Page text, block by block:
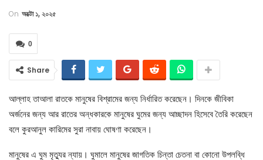
On অক্টো ১, ২০২৫
0
Share
আল্লাহ তাআলা রাতকে মানুষের বিশ্রামের জন্য নির্ধারিত করেছেন। দিনকে জীবিকা
অর্জনের জন্য আর রাতের অন্ধকারকে মানুষের ঘুমের জন্য আচ্ছাদন হিসেবে তৈরি করেছেন
বলে কুরআনুল কারিমের সুরা নাবায় ঘোষণা করেছেন।
মানুষের এ ঘুম মৃত্যুর ন্যায়। ঘুমালে মানুষের জাগতিক চিন্তা চেতনা বা কোনো উপলব্ধি